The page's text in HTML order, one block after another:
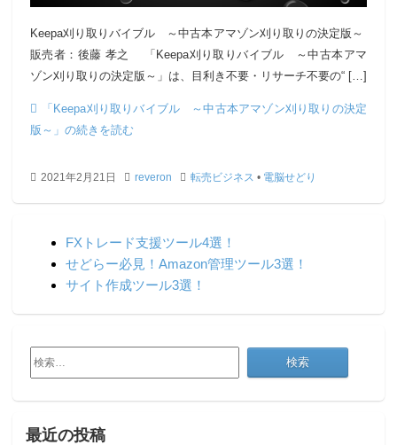
Keepa刈り取りバイブル ～中古本アマゾン刈り取りの決定版～
販売者：後藤 孝之 「Keepa刈り取りバイブル ～中古本アマ
ゾン刈り取りの決定版～」は、目利き不要・リサーチ不要の“ […]
「Keepa刈り取りバイブル ～中古本アマゾン刈り取りの決定
版～」の続きを読む
2021年2月21日 reveron 転売ビジネス • 電脳せどり
FXトレード支援ツール4選！
せどらー必見！Amazon管理ツール3選！
サイト作成ツール3選！
検
索:
最近の投稿